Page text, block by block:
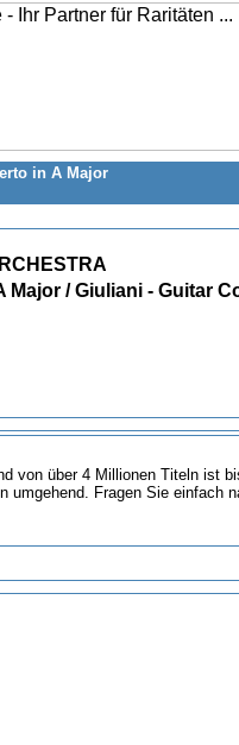
in A Major
/ Giuliani - Guitar
von über 4 Millionen Titeln ist
umgehend. Fragen Sie einfach